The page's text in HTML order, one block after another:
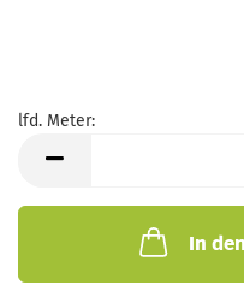
lfd. Meter:
Meter
In